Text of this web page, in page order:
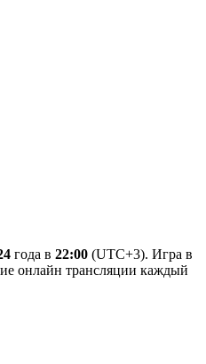
года в 22:00 (UTC+3). Игра в
онлайн трансляции каждый